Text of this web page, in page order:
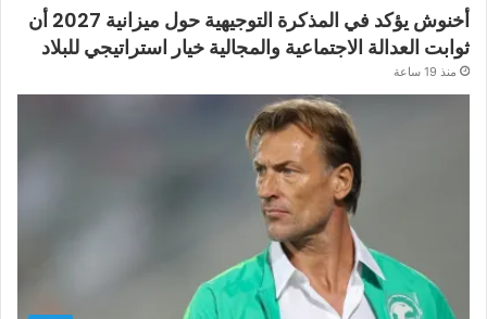
أخنوش يؤكد في المذكرة التوجيهية حول ميزانية 2027 أن
ثوابت العدالة الاجتماعية والمجالية خيار استراتيجي للبلاد
منذ 19 ساعة